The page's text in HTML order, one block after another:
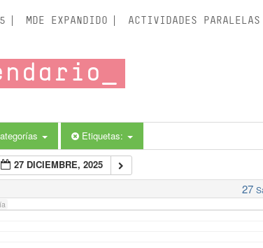
MDE EXPANDIDO ACTIVIDADES PARALELAS
Etiquetas:
27 DICIEMBRE, 2025
27